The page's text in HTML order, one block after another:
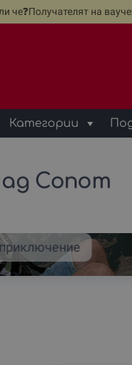
че❓Получателят на
Категории
Сопот